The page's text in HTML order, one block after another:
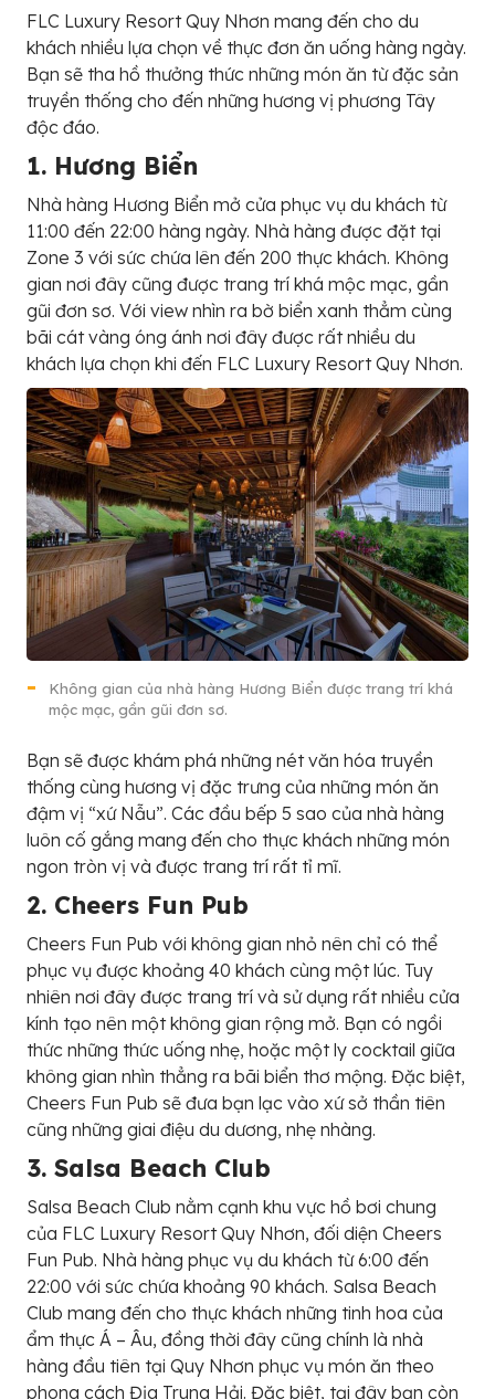
FLC Luxury Resort Quy Nhơn mang đến cho du
khách nhiều lựa chọn về thực đơn ăn uống hàng ngày.
Bạn sẽ tha hồ thưởng thức những món ăn từ đặc sản
truyền thống cho đến những hương vị phương Tây
độc đáo.
1. Hương Biển
Nhà hàng Hương Biển mở cửa phục vụ du khách từ
11:00 đến 22:00 hàng ngày. Nhà hàng được đặt tại
Zone 3 với sức chứa lên đến 200 thực khách. Không
gian nơi đây cũng được trang trí khá mộc mạc, gần
gũi đơn sơ. Với view nhìn ra bờ biển xanh thẳm cùng
bãi cát vàng óng ánh nơi đây được rất nhiều du
khách lựa chọn khi đến FLC Luxury Resort Quy Nhơn.
Không gian của nhà hàng Hương Biển được trang trí khá
mộc mạc, gần gũi đơn sơ.
Bạn sẽ được khám phá những nét văn hóa truyền
thống cùng hương vị đặc trưng của những món ăn
đậm vị “xứ Nẫu”. Các đầu bếp 5 sao của nhà hàng
luôn cố gắng mang đến cho thực khách những món
ngon tròn vị và được trang trí rất tỉ mĩ.
2. Cheers Fun Pub
Cheers Fun Pub với không gian nhỏ nên chỉ có thể
phục vụ được khoảng 40 khách cùng một lúc. Tuy
nhiên nơi đây được trang trí và sử dụng rất nhiều cửa
kính tạo nên một không gian rộng mở. Bạn có ngồi
thức những thức uống nhẹ, hoặc một ly cocktail giữa
không gian nhìn thẳng ra bãi biển thơ mộng. Đặc biệt,
Cheers Fun Pub sẽ đưa bạn lạc vào xứ sở thần tiên
cũng những giai điệu du dương, nhẹ nhàng.
3. Salsa Beach Club
Salsa Beach Club nằm cạnh khu vực hồ bơi chung
của FLC Luxury Resort Quy Nhơn, đối diện Cheers
Fun Pub. Nhà hàng phục vụ du khách từ 6:00 đến
22:00 với sức chứa khoảng 90 khách. Salsa Beach
Club mang đến cho thực khách những tinh hoa của
ẩm thực Á – Âu, đồng thời đây cũng chính là nhà
hàng đầu tiên tại Quy Nhơn phục vụ món ăn theo
phong cách Địa Trung Hải. Đặc biệt, tại đây bạn còn